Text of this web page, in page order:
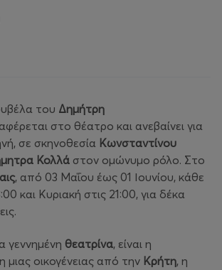
του Δημήτρη
στο θέατρο και ανεβαίνει για
σε σκηνοθεσία Κωνσταντίνου
Κολλά στον ομώνυμο ρόλο. Στο
, από 03 Μαΐου έως 01 Ιουνίου, κάθε
και Κυριακή στις 21:00, για δέκα
γεννημένη θεατρίνα, είναι η
οικογένειας από την Κρήτη, η